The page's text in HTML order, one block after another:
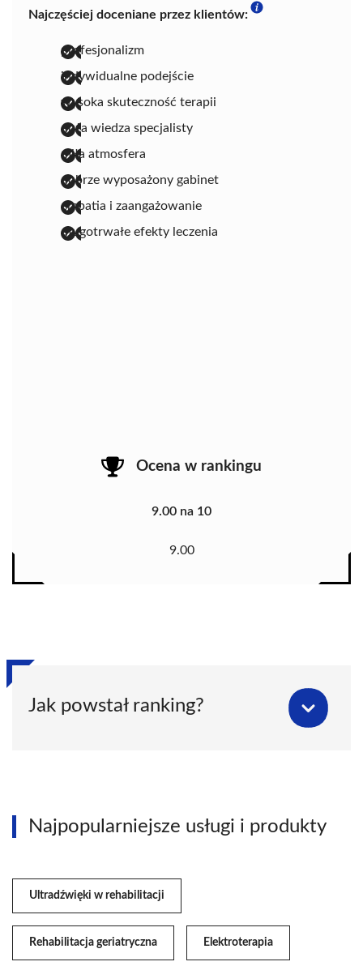
Najczęściej doceniane przez klientów:
profesjonalizm
indywidualne podejście
wysoka skuteczność terapii
duża wiedza specjalisty
miła atmosfera
dobrze wyposażony gabinet
empatia i zaangażowanie
długotrwałe efekty leczenia
Ocena w rankingu
9.00 na 10
9.00
Jak powstał ranking?
Najpopularniejsze usługi i produkty
Ultradźwięki w rehabilitacji
Rehabilitacja geriatryczna Elektroterapia